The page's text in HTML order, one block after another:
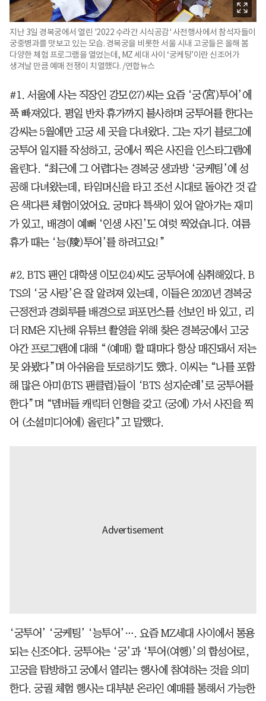
지난 3일 경복궁에서 열린 '2022 수라간 시식공감' 사전행사에서 참석자들이
궁중병과를 맛보고 있는 모습. 경복궁을 비롯한 서울 시내 고궁들은 올해 봄
다양한 체험 프로그램을 열었는데, MZ 세대 사이 ‘궁케팅’이란 신조어가
생겨날 만큼 예매 전쟁이 치열했다. /연합뉴스
#1. 서울에 사는 직장인 강모(27)씨는 요즘 ‘궁(宮)투어’에
푹 빠져있다. 평일 반차 휴가까지 불사하며 궁투어를 한다는
강씨는 5월에만 고궁 세 곳을 다녀왔다. 그는 자기 블로그에
궁투어 일지를 작성하고, 궁에서 찍은 사진을 인스타그램에
올린다. “최근에 그 어렵다는 경복궁 생과방 ‘궁케팅’에 성
공해 다녀왔는데, 타임머신을 타고 조선 시대로 돌아간 것 같
은 색다른 체험이었어요. 궁마다 특색이 있어 알아가는 재미
가 있고, 배경이 예뻐 ‘인생 사진’도 여럿 찍었습니다. 여름
휴가 때는 ‘능(陵)투어’를 하려고요!”
#2. BTS 팬인 대학생 이모(24)씨도 궁투어에 심취해있다. B
TS의 ‘궁 사랑’은 잘 알려져 있는데, 이들은 2020년 경복궁
근정전과 경회루를 배경으로 퍼포먼스를 선보인 바 있고, 리
더 RM은 지난해 유튜브 촬영을 위해 찾은 경복궁에서 고궁
야간 프로그램에 대해 “(예매) 할 때마다 항상 매진돼서 저는
못 와봤다”며 아쉬움을 토로하기도 했다. 이씨는 “나를 포함
해 많은 아미(BTS 팬클럽)들이 ‘BTS 성지순례’로 궁투어를
한다”며 “멤버들 캐릭터 인형을 갖고 (궁에) 가서 사진을 찍
어 (소셜미디어에) 올린다”고 말했다.
‘궁투어’ ‘궁케팅’ ‘능투어’…. 요즘 MZ세대 사이에서 통용
되는 신조어다. 궁투어는 ‘궁’과 ‘투어(여행)’의 합성어로,
고궁을 탐방하고 궁에서 열리는 행사에 참여하는 것을 의미
한다. 궁궐 체험 행사는 대부분 온라인 예매를 통해서 가능한